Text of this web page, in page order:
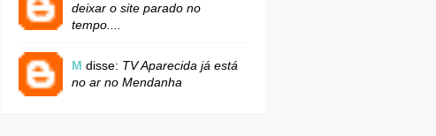
deixar o site parado no
tempo....
M disse: TV Aparecida já está
no ar no Mendanha